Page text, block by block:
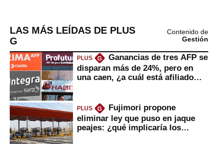
LAS MÁS LEÍDAS DE PLUS
G
Contenido de
Gestión
PLUS G
Ganancias de tres AFP se
disparan más de 24%, pero en
una caen, ¿a cuál está afiliado
PLUS G
Fujimori propone
eliminar ley que puso en jaque
peajes: ¿qué implicaría los